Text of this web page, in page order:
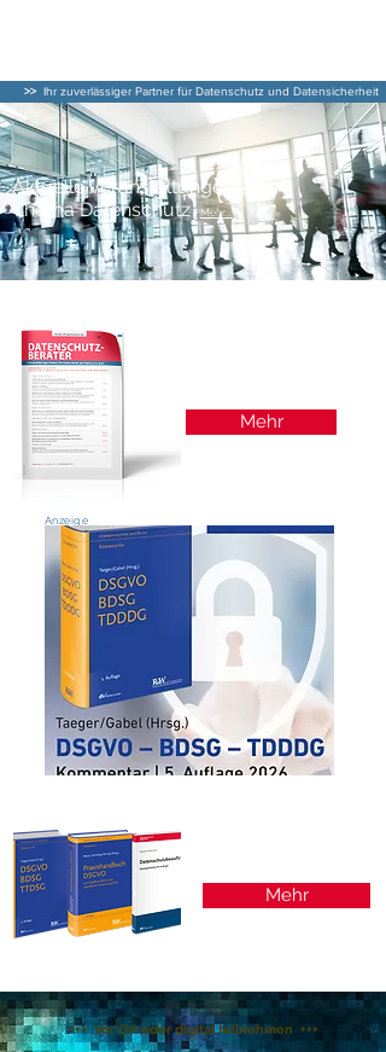
>> Ihr zuverlässiger Partner für Datenschutz und Datensicherheit
Aktuelle Veranstaltungen zum
Thema DatenschutzMehr...
Mehr
Anzeige
Mehr
+++ Vor Ort oder digital teilnehmen +++